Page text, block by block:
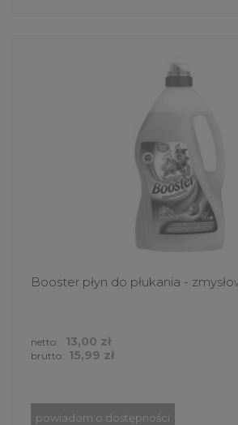
Booster płyn do płukania -
brutto: 15,99 zł
netto: 13,00 zł
powiadom o dostępności